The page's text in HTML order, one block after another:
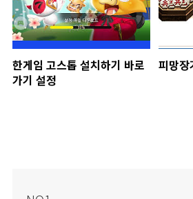
한게임 고스톱 설치하기 바로
가기 설정
피망장